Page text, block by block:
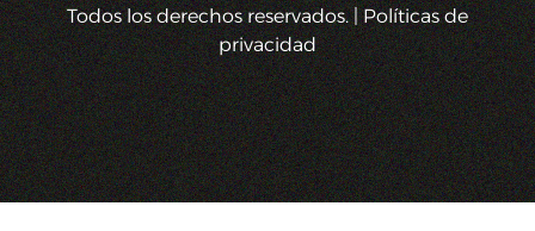
Todos los derechos reservados. | Políticas de
privacidad